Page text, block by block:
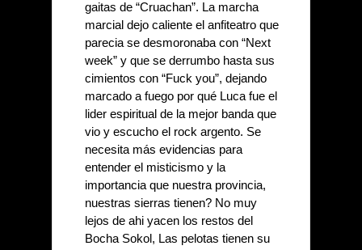
gaitas de “Cruachan”. La marcha
marcial dejo caliente el anfiteatro que
parecia se desmoronaba con “Next
week” y que se derrumbo hasta sus
cimientos con “Fuck you”, dejando
marcado a fuego por qué Luca fue el
lider espiritual de la mejor banda que
vio y escucho el rock argento. Se
necesita más evidencias para
entender el misticismo y la
importancia que nuestra provincia,
nuestras sierras tienen? No muy
lejos de ahi yacen los restos del
Bocha Sokol, Las pelotas tienen su